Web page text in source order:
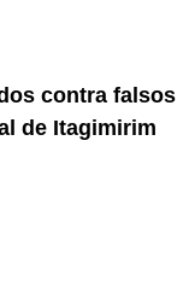
contra falsos
de Itagimirim